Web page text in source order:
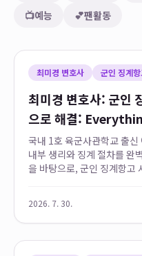
📺예능 💕팬활동
최미경 변호사 군인 징계
최미경 변호사: 군인
으로 해결:
국내 1호 육군사관학교 출
내부 생리와 징계 절차를 완
을 바탕으로, 군인 징계항고
2026. 7. 30.